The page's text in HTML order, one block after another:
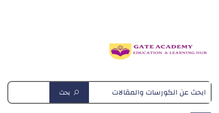
بحث